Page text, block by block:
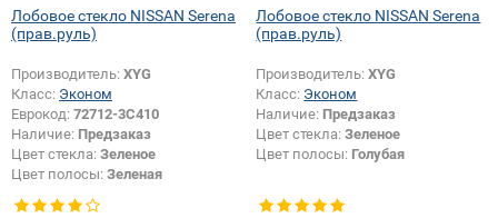
Лобовое стекло NISSAN Serena
(прав.руль)
Производитель: XYG
Класс: Эконом
Еврокод: 72712-3C410
Наличие: Предзаказ
Цвет стекла: Зеленое
Цвет полосы: Зеленая
Лобовое стекло NISSAN Serena
(прав.руль)
Производитель:XYG
Класс: Эконом
Наличие: Предзаказ
Цвет стекла:Зеленое
Цвет полосы: Голубая